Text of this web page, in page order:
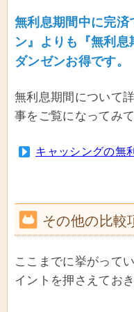
無利息期間中に完済
ン』よりも『無利
ダンゼンお得です。
無利息期間について
事をご覧になってみ
キャッシングの無
その他の比較
ここまでに挙がって
イントを押さえてお